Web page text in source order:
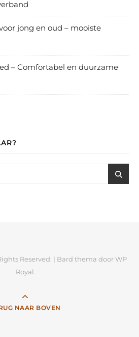
jong en oud – mooiste
– Comfortabel en duurzame
Reserved. | Bard thema doorWP
Royal
NAAR BOVEN